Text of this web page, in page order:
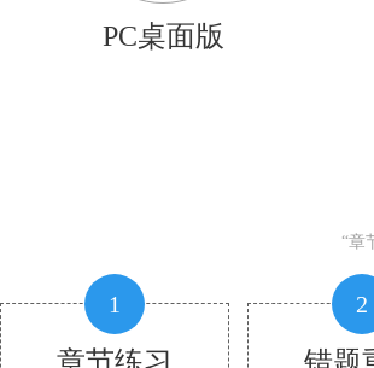
PC桌面版
“章
1 2